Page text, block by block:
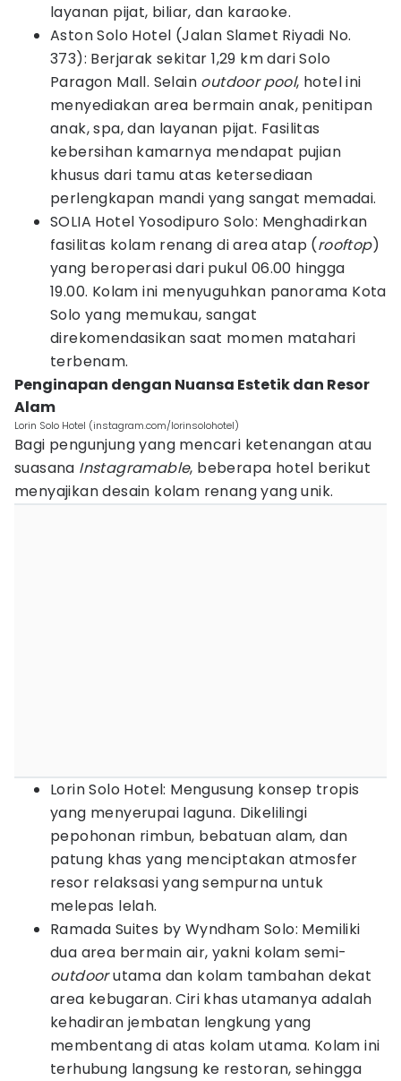
layanan pijat, biliar, dan karaoke.
Aston Solo Hotel (Jalan Slamet Riyadi No.
373): Berjarak sekitar 1,29 km dari Solo
Paragon Mall. Selain outdoor pool, hotel ini
menyediakan area bermain anak, penitipan
anak, spa, dan layanan pijat. Fasilitas
kebersihan kamarnya mendapat pujian
khusus dari tamu atas ketersediaan
perlengkapan mandi yang sangat memadai.
SOLIA Hotel Yosodipuro Solo: Menghadirkan
fasilitas kolam renang di area atap (rooftop)
yang beroperasi dari pukul 06.00 hingga
19.00. Kolam ini menyuguhkan panorama Kota
Solo yang memukau, sangat
direkomendasikan saat momen matahari
terbenam.
Penginapan dengan Nuansa Estetik dan Resor
Alam
Lorin Solo Hotel (instagram.com/lorinsolohotel)
Bagi pengunjung yang mencari ketenangan atau
suasana Instagramable, beberapa hotel berikut
menyajikan desain kolam renang yang unik.
Lorin Solo Hotel: Mengusung konsep tropis
yang menyerupai laguna. Dikelilingi
pepohonan rimbun, bebatuan alam, dan
patung khas yang menciptakan atmosfer
resor relaksasi yang sempurna untuk
melepas lelah.
Ramada Suites by Wyndham Solo: Memiliki
dua area bermain air, yakni kolam semi-
outdoorutama dan kolam tambahan dekat
area kebugaran. Ciri khas utamanya adalah
kehadiran jembatan lengkung yang
membentang di atas kolam utama. Kolam ini
terhubung langsung ke restoran, sehingga